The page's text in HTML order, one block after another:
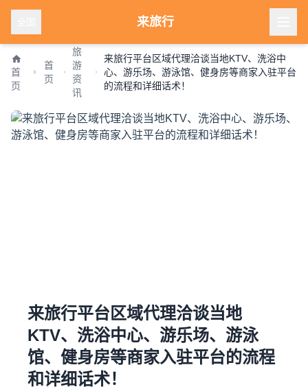
来旅行
首
页
首
页
旅
游
资
讯
来旅行平台区域代理洽谈当地KTV、洗浴中
心、游乐场、游泳馆、健身房等商家入驻平台
的流程和详细话术！
来旅行平台区域代理洽谈当地
KTV、洗浴中心、游乐场、游泳
馆、健身房等商家入驻平台的流程
和详细话术！